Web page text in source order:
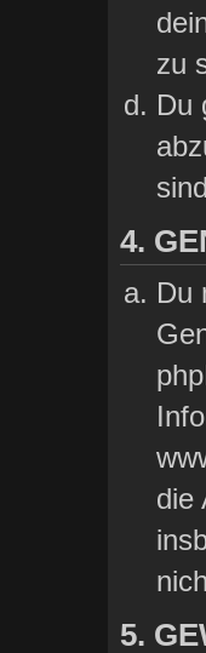
zu
Du
4.
Du
die
5.